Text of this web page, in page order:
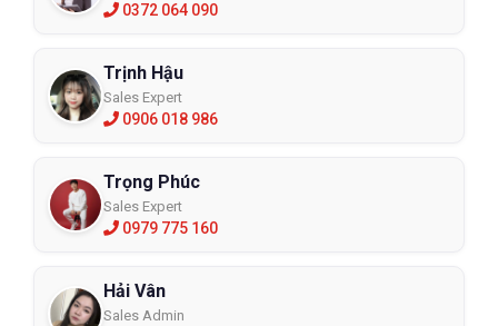
0372 064 090
Trịnh Hậu
Sales Expert
0906 018 986
Trọng Phúc
Sales Expert
0979 775 160
Hải Vân
Sales Admin